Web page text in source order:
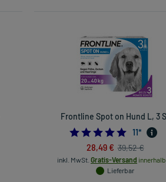
Frontline Spot on Hund L, 3
11*
28,49 € 39,52 €
inkl. MwSt. Gratis-Versand innerhalb
Lieferbar